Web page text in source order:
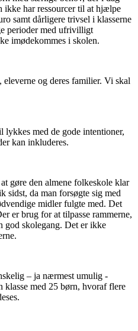
ikke har ressourcer til at hjælpe
samt dårligere trivsel i klasserne
perioder med ufrivilligt
imødekommes i skolen.
og deres familier. Vi skal
med de gode intentioner,
kan inkluderes.
gøre den almene folkeskole klar
sidst, da man forsøgte sig med
midler fulgte med. Det
er brug for at tilpasse rammerne,
god skolegang. Det er ikke
– ja nærmest umulig -
klasse med 25 børn, hvoraf flere